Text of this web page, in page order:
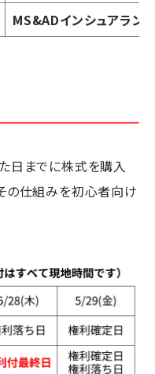
MS&ADインシュアラン
日までに株式を購入
の仕組みを初心者向け